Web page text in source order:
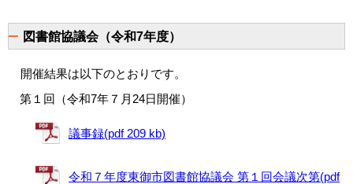
図書館協議会（令和7年度）
開催結果は以下のとおりです。
第１回（令和7年７月24日開催）
議事録(pdf 209 kb)
令和７年度東御市図書館協議会 第１回会議次第(pdf